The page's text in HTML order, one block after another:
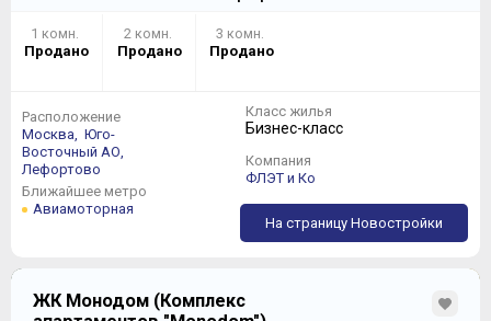
1 комн.
Продано
2 комн.
Продано
3 комн.
Продано
Расположение
Москва, Юго-
Восточный АО,
Лефортово
Ближайшее метро
Авиамоторная
Класс жилья
Бизнес-класс
Компания
ФЛЭТ и Ко
На страницу Новостройки
ЖК Монодом (Комплекс